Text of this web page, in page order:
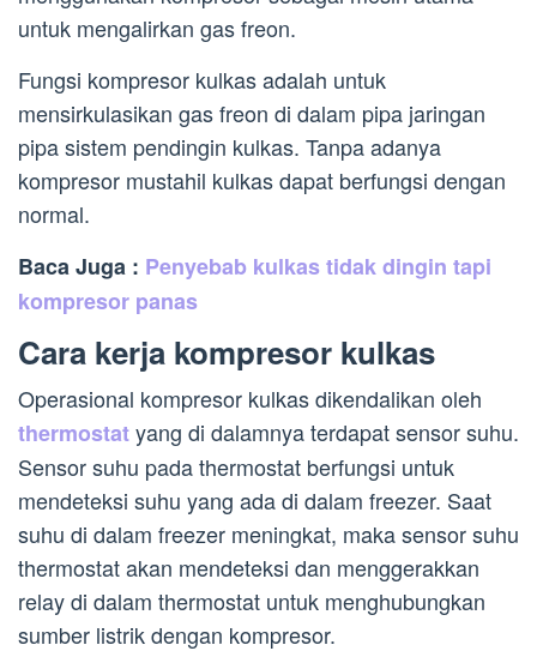
untuk mengalirkan gas freon.
Fungsi kompresor kulkas adalah untuk
mensirkulasikan gas freon di dalam pipa jaringan
pipa sistem pendingin kulkas. Tanpa adanya
kompresor mustahil kulkas dapat berfungsi dengan
normal.
Baca Juga : Penyebab kulkas tidak dingin tapi
kompresor panas
Cara kerja kompresor kulkas
Operasional kompresor kulkas dikendalikan oleh
thermostatyang di dalamnya terdapat sensor suhu.
Sensor suhu pada thermostat berfungsi untuk
mendeteksi suhu yang ada di dalam freezer. Saat
suhu di dalam freezer meningkat, maka sensor suhu
thermostat akan mendeteksi dan menggerakkan
relay di dalam thermostat untuk menghubungkan
sumber listrik dengan kompresor.